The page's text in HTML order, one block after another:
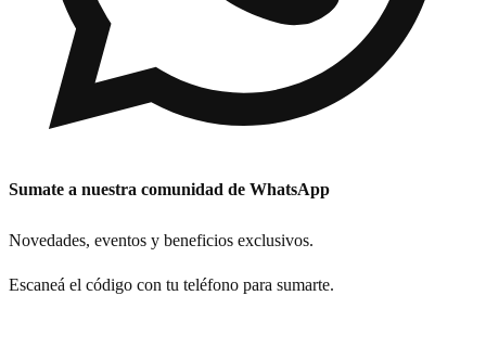
Sumate a nuestra comunidad de WhatsApp
Novedades, eventos y beneficios exclusivos.
Escaneá el código con tu teléfono para sumarte.